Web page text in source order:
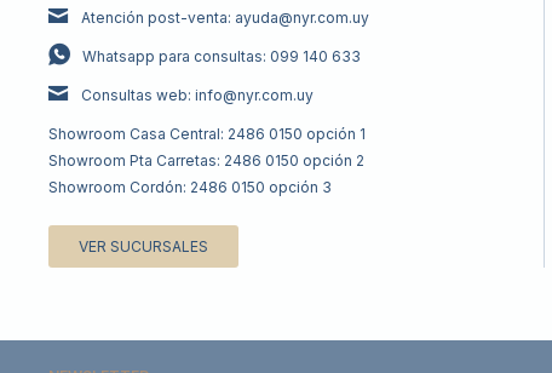
Atención post-venta: ayuda@nyr.com.uy
Whatsapp para consultas: 099 140 633
Consultas web: info@nyr.com.uy
Showroom Casa Central: 2486 0150 opción 1
Showroom Pta Carretas: 2486 0150 opción 2
Showroom Cordón: 2486 0150 opción 3
VER SUCURSALES